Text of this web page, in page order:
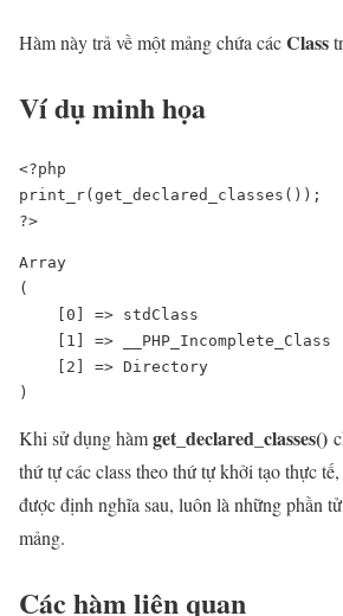
Hàm này trả về một mảng chứa cácClass
Ví dụ minh họa
<?php
print_r(get_declared_classes());
Array
(
    [0] => stdClass
    [1] => __PHP_Incomplete_Class
    [2] => Directory
)
Khi sử dụng hàmget_declared_classes()
thứ tự các class theo thứ tự khởi tạo thực
được định nghĩa sau, luôn là những phần
mảng.
Các hàm liên quan